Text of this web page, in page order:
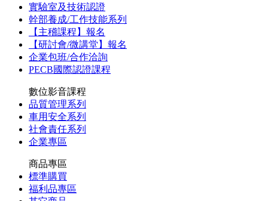
實驗室及技術認證
幹部養成/工作技能系列
【主稽課程】報名
【研討會/微講堂】報名
企業包班/合作洽詢
PECB國際認證課程
數位影音課程
品質管理系列
車用安全系列
社會責任系列
企業專區
商品專區
標準購買
福利品專區